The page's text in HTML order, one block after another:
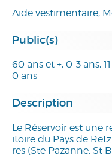
Aide vestimentaire,
Public(s)
60 ans et +, 0-3 ans,
0 ans
Description
Le Réservoir est une
itoire du Pays de
res (Ste Pazanne, St